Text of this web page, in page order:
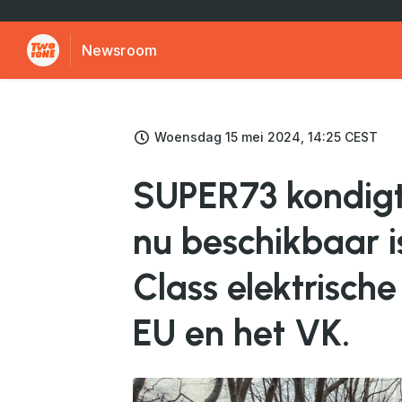
Newsroom
Woensdag 15 mei 2024, 14:25 CEST
SUPER73
nu beschikbaar
Class
EU en het VK.